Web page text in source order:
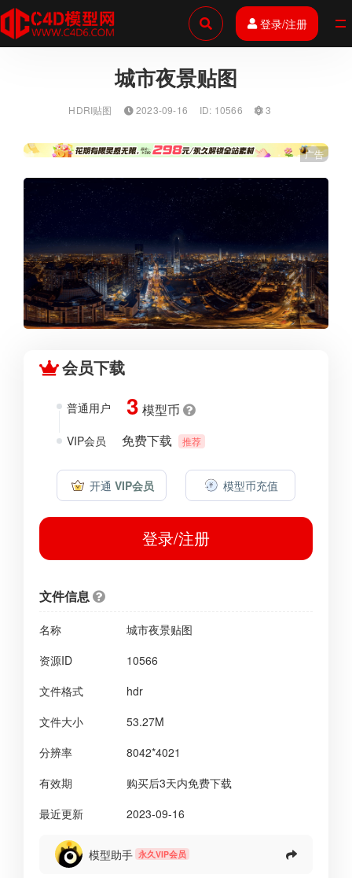
登录/注册
城市夜景贴图
HDRI贴图 2023-09-16 ID: 10566 3
广告
会员下载
普通用户 3 模型币
VIP会员 免费下载 推荐
开通 VIP会员 模型币充值
登录/注册
文件信息
名称
城市夜景贴图
资源ID
10566
文件格式
hdr
文件大小
53.27M
分辨率
8042*4021
有效期
购买后3天内免费下载
最近更新
2023-09-16
模型助手 永久VIP会员
全部